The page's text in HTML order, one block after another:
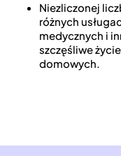
Niezliczonej
różnych
medycznych i
szczęśliwe
domowych.